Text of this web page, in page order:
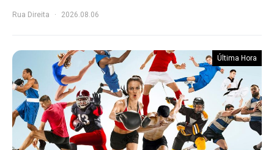
Rua Direita 2026.08.06
Última Hora